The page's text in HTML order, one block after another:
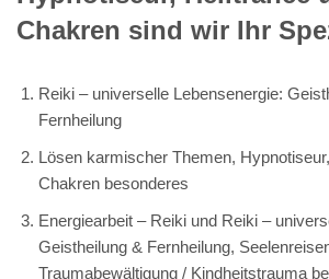
Chakren sind wir Ihr
Reiki – universelle Lebensenergie:
Fernheilung
Lösen karmischer Themen,
Chakren besonderes
Energiearbeit – Reiki und Reiki –
Geistheilung & Fernheilung,
Traumabewältigung / Kindheitstrauma